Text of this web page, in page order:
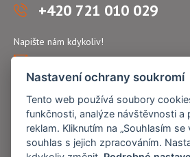
+420 721 010 029
Napište nám kdykoliv!
atflex@seznam.cz
Nastavení ochrany soukromí
Tento web používá soubory
funkčnosti, analýze návštěvnosti a
reklam. Kliknutím na „Souhlasím se
souhlas s jejich zpracováním.